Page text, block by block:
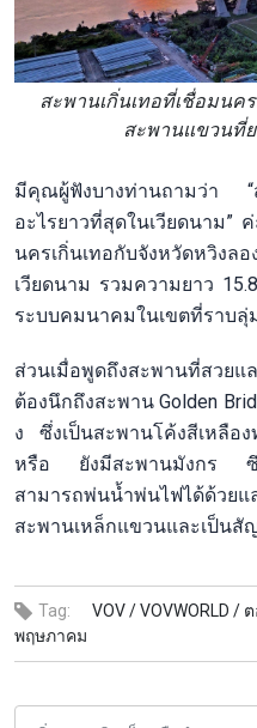
สะพานเกิ่นเทอที่เชื่อมนค
สะพานแขวนที่
มีคุณผู้ฟังบางท่านถามว่า “
อะไรยาวที่สุดในเวียดนาม”
นครเกิ่นเทอกับจังหวัดหวิงล
เวียดนาม รวมความยาว
ระบบคมนาคมในเขตที่ราบลุ่
ส่วนเมื่อพูดถึงสะพานที่สวย
ต้องนึกถึงสะพาน Golden
ง ซึ่งเป็นสะพานโค้งสีเหลือ
หรือ ยังมีสะพานมังกร ซึ่ง
สามารถพ่นน้ำพ่นไฟได้ด้ว
สะพานเหล็กแขวนและเป็นสั
Tag: VOV /VOVWORLD /
พฤษภาคม